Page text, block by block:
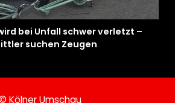
bei Unfall schwer verletzt –
suchen Zeugen
Kölner Umschau